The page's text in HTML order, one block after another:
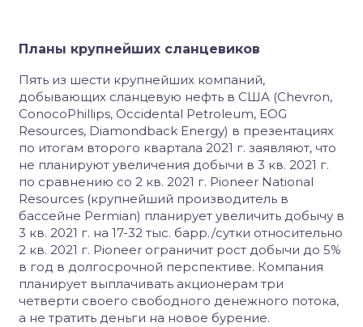
Планы крупнейших сланцевиков
Пять из шести крупнейших компаний,
добывающих сланцевую нефть в США (Chevron,
ConocoPhillips, Occidental Petroleum, EOG
Resources, Diamondback Energy) в презентациях
по итогам второго квартала 2021 г. заявляют, что
не планируют увеличения добычи в 3 кв. 2021 г.
по сравнению со 2 кв. 2021 г. Pioneer National
Resources (крупнейший производитель в
бассейне Permian) планирует увеличить добычу в
3 кв. 2021 г. на 17-32 тыс. барр./сутки относительно
2 кв. 2021 г. Pioneer ограничит рост добычи до 5%
в год в долгосрочной перспективе. Компания
планирует выплачивать акционерам три
четверти своего свободного денежного потока,
а не тратить деньги на новое бурение.